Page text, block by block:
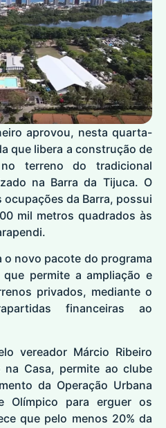
aprovou, nesta quarta-
que libera a construção de
terreno do tradicional
na Barra da Tijuca. O
da Barra, possui
mil metros quadrados às
novo pacote do programa
que permite a ampliação e
privados, mediante o
financeiras ao
vereador Márcio Ribeiro
na Casa, permite ao clube
da Operação Urbana
Olímpico para erguer os
que pelo menos 20% da